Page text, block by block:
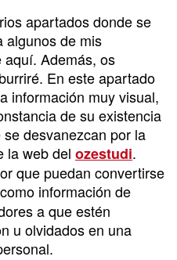
apartados donde se
algunos de mis
aquí. Además, os
En este apartado
información muy visual,
de su existencia
desvanezcan por la
la web del ozestudi.
que puedan convertirse
información de
a que estén
u olvidados en una